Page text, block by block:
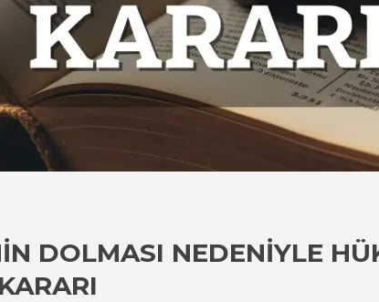
DOLMASI NEDENIYLE